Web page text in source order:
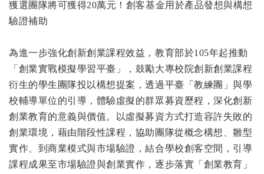
獲選團隊將可獲得20萬元！創客基金用於產品發想與構想
驗證補助
為進一步強化創新創業課程效益，教育部於105年起推動
「創業實戰模擬學習平臺」，鼓勵大專校院創新創業課程
衍生的學生團隊投以構想提案，透過平臺「教練團」與學
校輔導單位的引導，體驗虛擬的群眾募資歷程，深化創新
創業教育的意義與價值。以虛擬募資方式打造容許失敗的
創業環境，藉由階段性課程，協助團隊從概念構想、雛型
實作、到商業模式與市場驗證，結合學校創客空間，引導
課程成果至市場驗證與創業實作，逐步落實「創業教育」